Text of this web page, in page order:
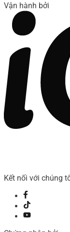
Vận hành bởi
Kết nối với chúng